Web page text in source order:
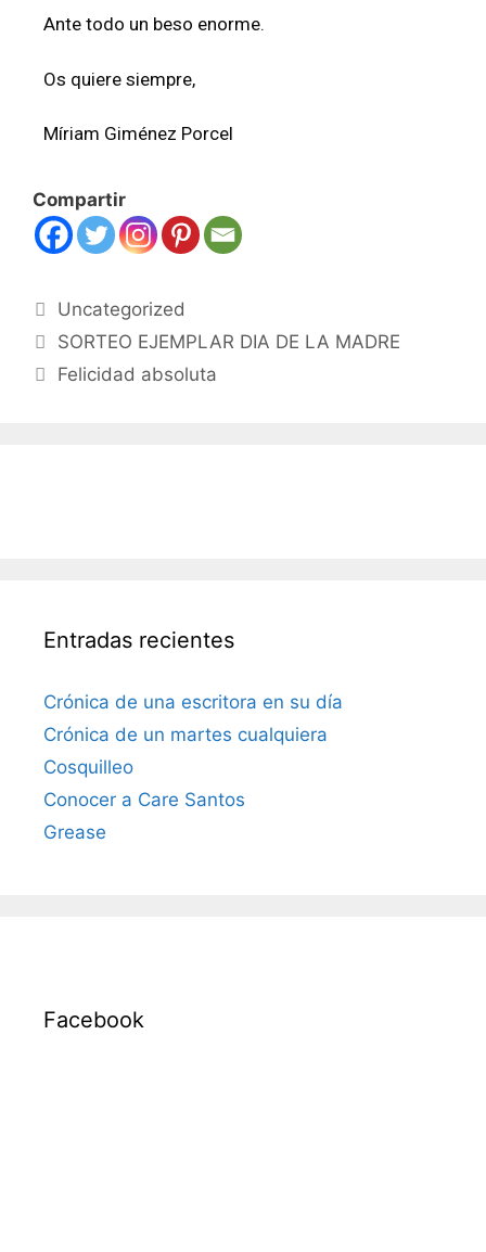
Ante todo un beso enorme.
Os quiere siempre,
Míriam Giménez Porcel
Compartir
Uncategorized
SORTEO EJEMPLAR DIA DE LA MADRE
Felicidad absoluta
Entradas recientes
Crónica de una escritora en su día
Crónica de un martes cualquiera
Cosquilleo
Conocer a Care Santos
Grease
Facebook